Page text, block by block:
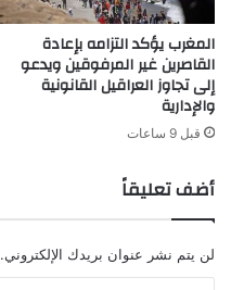
المغرب يؤكد التزامه بإعادة
القاصرين غير المرفوقين ويدعو
إلى تجاوز العراقيل القانونية
والإدارية
قبل 9 ساعات
أضف تعليقاً
لن يتم نشر عنوان بريدك الإلكتروني.